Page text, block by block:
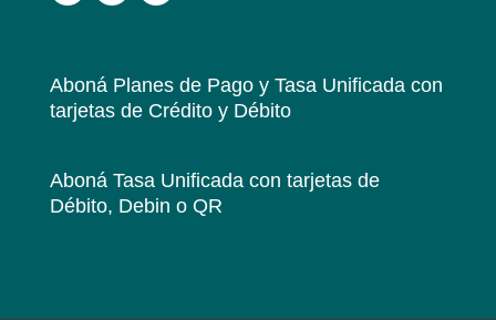
Aboná Planes de Pago y Tasa Unificadacon
tarjetas de Crédito y Débito
Aboná Tasa Unificadacon tarjetas de
Débito, Debin o QR